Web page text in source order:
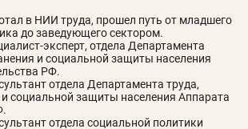
в НИИ труда, прошел путь от младшего
до заведующего сектором.
эксперт, отдела Департамента
и социальной защиты населения
РФ.
отдела Департамента труда,
социальной защиты населения Аппарата
отдела социальной политики